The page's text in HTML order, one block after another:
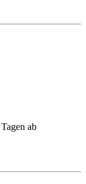
ab